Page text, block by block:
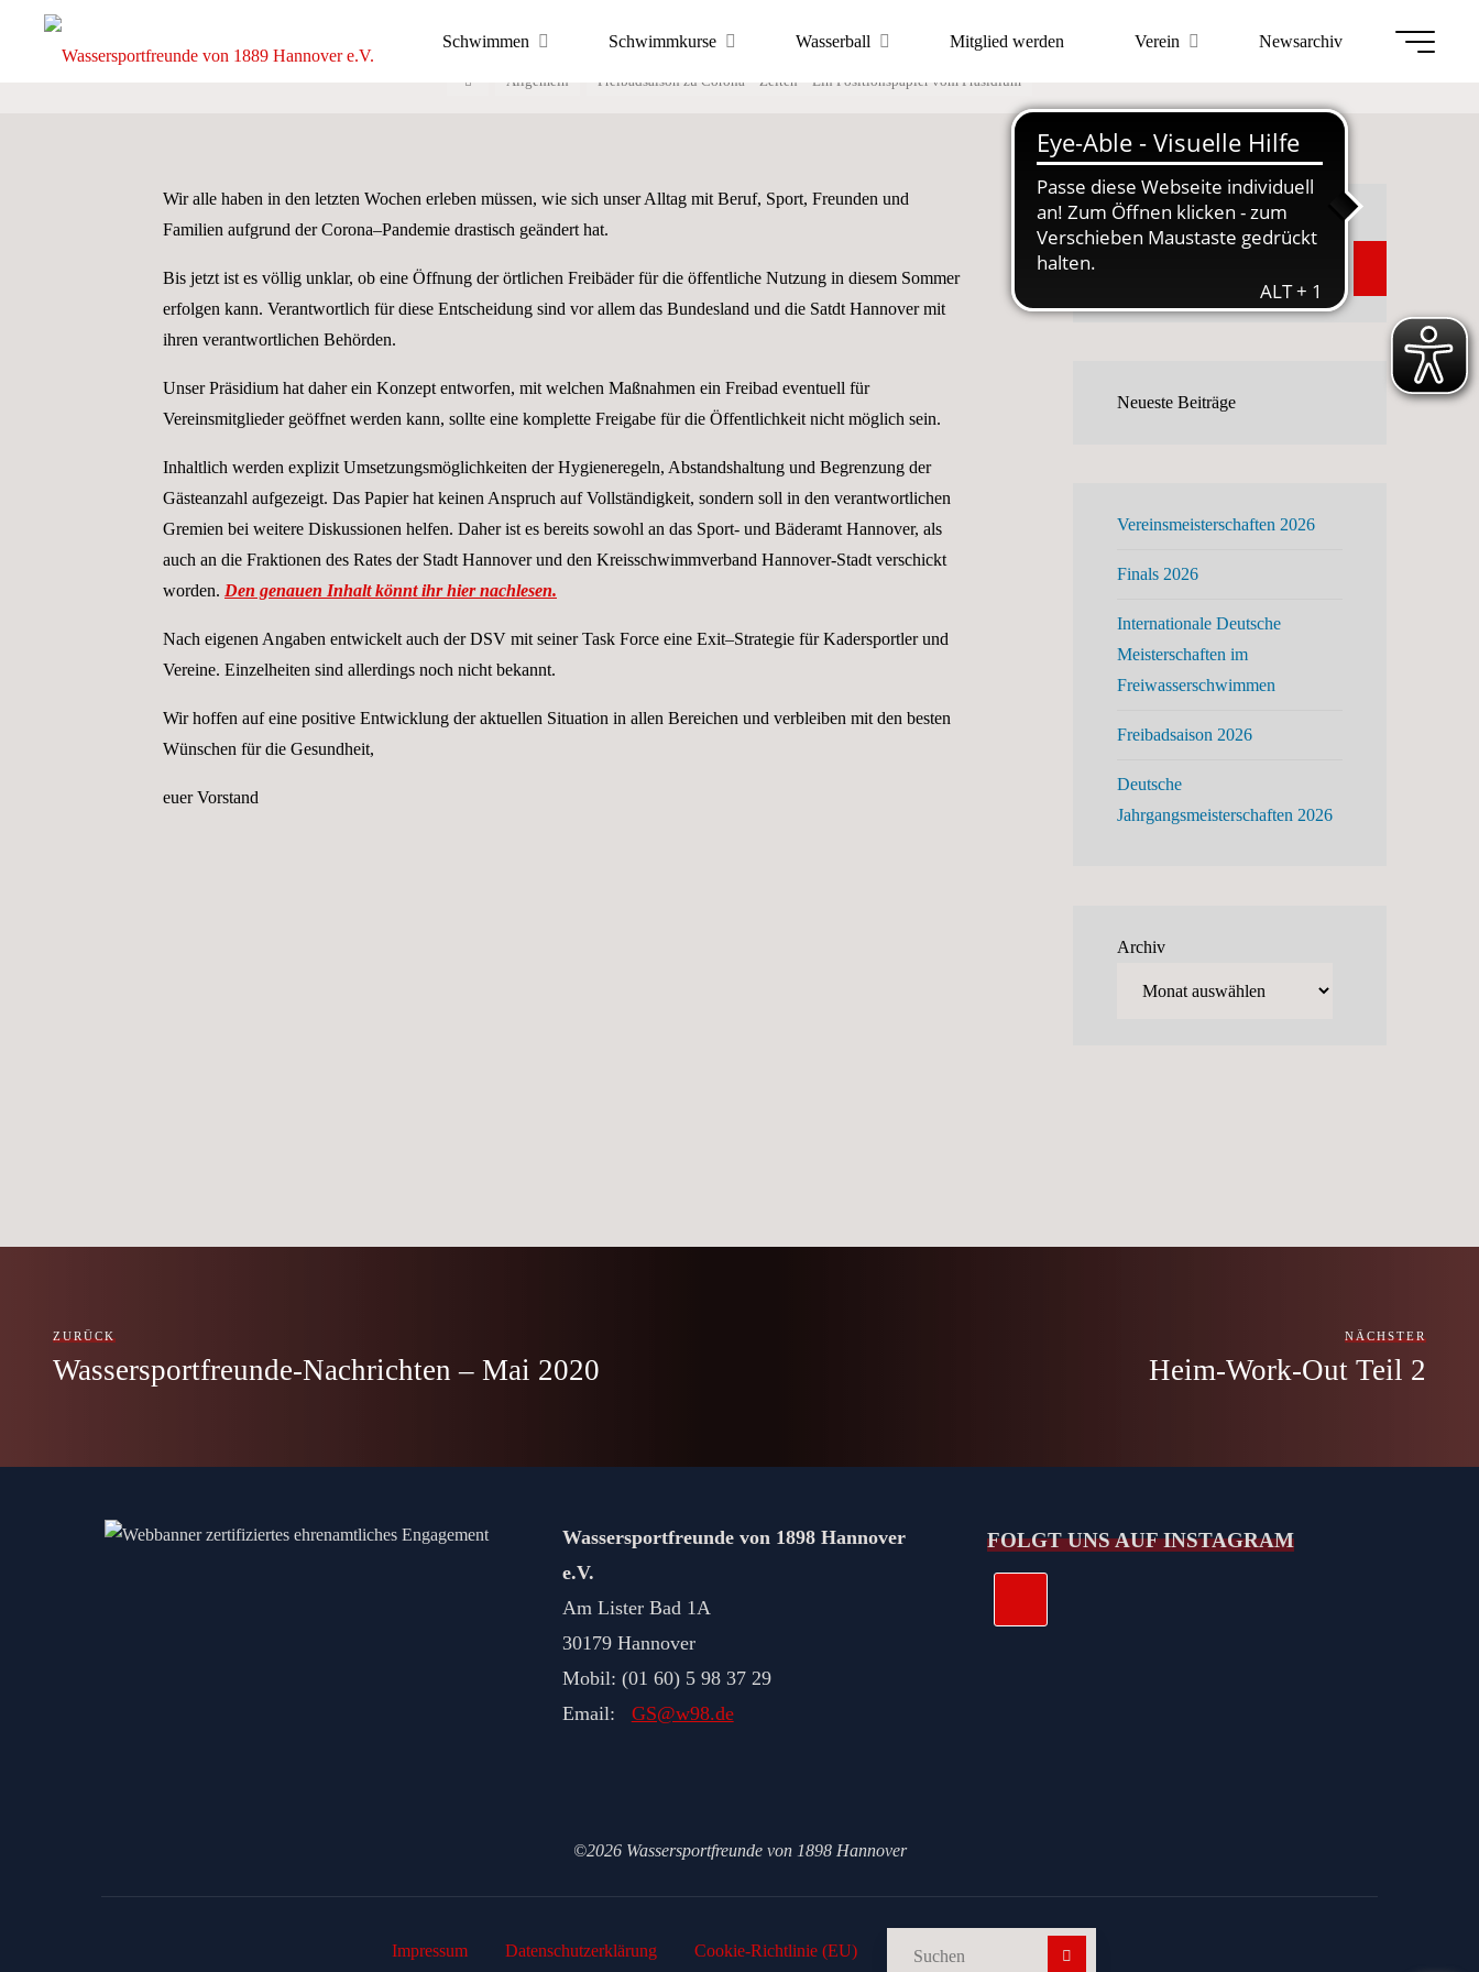
DIE
BREITE
WASSERBALLSPORTS
Schwimmen Schwimmkurse Wasserball Mitglied werden Verein Newsarchiv
Freibadsaison zu Corona – Zeiten –
Ein Positionspapier vom Präsidium
Allgemein Freibadsaison zu Corona – Zeiten – Ein Positionspapier vom Präsidium
Wir alle haben in den letzten Wochen erleben müssen, wie sich unser Alltag mit Beruf, Sport, Freunden und
Familien aufgrund der Corona–Pandemie drastisch geändert hat.
Bis jetzt ist es völlig unklar, ob eine Öffnung der örtlichen Freibäder für die öffentliche Nutzung in diesem Sommer
erfolgen kann. Verantwortlich für diese Entscheidung sind vor allem das Bundesland und die Satdt Hannover mit
ihren verantwortlichen Behörden.
Unser Präsidium hat daher ein Konzept entworfen, mit welchen Maßnahmen ein Freibad eventuell für
Vereinsmitglieder geöffnet werden kann, sollte eine komplette Freigabe für die Öffentlichkeit nicht möglich sein.
Inhaltlich werden explizit Umsetzungsmöglichkeiten der Hygieneregeln, Abstandshaltung und Begrenzung der
Gästeanzahl aufgezeigt. Das Papier hat keinen Anspruch auf Vollständigkeit, sondern soll in den verantwortlichen
Gremien bei weitere Diskussionen helfen. Daher ist es bereits sowohl an das Sport- und Bäderamt Hannover, als
auch an die Fraktionen des Rates der Stadt Hannover und den Kreisschwimmverband Hannover-Stadt verschickt
worden. Den genauen Inhalt könnt ihr hier nachlesen.
Nach eigenen Angaben entwickelt auch der DSV mit seiner Task Force eine Exit–Strategie für Kadersportler und
Vereine. Einzelheiten sind allerdings noch nicht bekannt.
Wir hoffen auf eine positive Entwicklung der aktuellen Situation in allen Bereichen und verbleiben mit den besten
Wünschen für die Gesundheit,
euer Vorstand
Suchen
Neueste Beiträge
Vereinsmeisterschaften 2026
Finals 2026
Internationale Deutsche
Meisterschaften im
Freiwasserschwimmen
Freibadsaison 2026
Deutsche
Jahrgangsmeisterschaften 2026
Archiv
ZURÜCK
Wassersportfreunde-Nachrichten – Mai 2020
NÄCHSTER
Heim-Work-Out Teil 2
Wassersportfreunde von 1898 Hannover
e.V.
Am Lister Bad 1A
30179 Hannover
Mobil: (01 60) 5 98 37 29
Email: GS@w98.de
FOLGT UNS AUF INSTAGRAM
©2026 Wassersportfreunde von 1898 Hannover
Impressum Datenschutz­erklärung Cookie-Richtlinie (EU)